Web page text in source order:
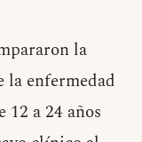
la
la enfermedad
12 a 24 años